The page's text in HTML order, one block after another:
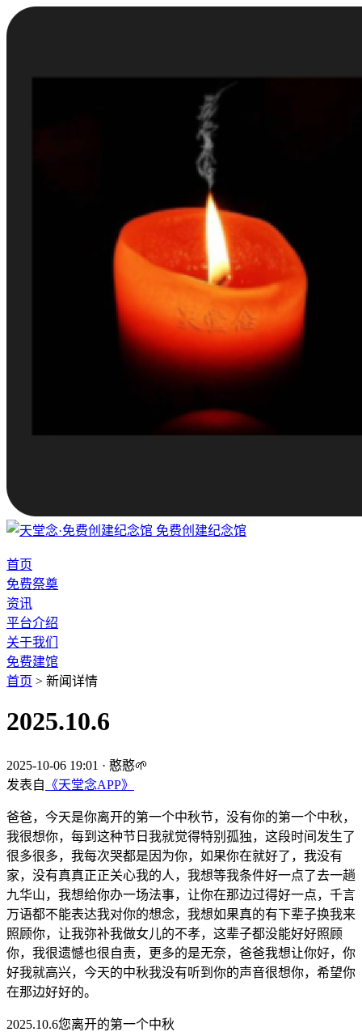
免费创建纪念馆
首页
免费祭奠
资讯
平台介绍
关于我们
免费建馆
首页 > 新闻详情
2025.10.6
2025-10-06 19:01 · 憨憨🌱
发表自 《天堂念APP》
爸爸，今天是你离开的第一个中秋节，没有你的第一个中秋，
我很想你，每到这种节日我就觉得特别孤独，这段时间发生了
很多很多，我每次哭都是因为你，如果你在就好了，我没有
家，没有真真正正关心我的人，我想等我条件好一点了去一趟
九华山，我想给你办一场法事，让你在那边过得好一点，千言
万语都不能表达我对你的想念，我想如果真的有下辈子换我来
照顾你，让我弥补我做女儿的不孝，这辈子都没能好好照顾
你，我很遗憾也很自责，更多的是无奈，爸爸我想让你好，你
好我就高兴，今天的中秋我没有听到你的声音很想你，希望你
在那边好好的。
2025.10.6您离开的第一个中秋